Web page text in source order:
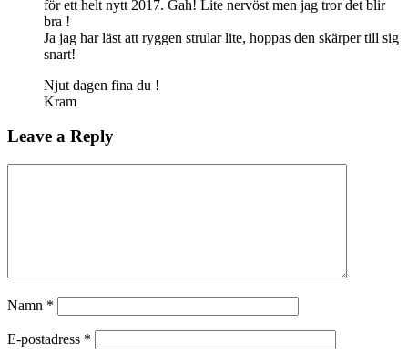
för ett helt nytt 2017. Gah! Lite nervöst men jag tror det blir
bra !
Ja jag har läst att ryggen strular lite, hoppas den skärper till sig
snart!
Njut dagen fina du !
Kram
Leave a Reply
Namn *
E-postadress *